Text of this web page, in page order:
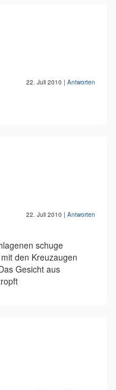
22. Juli 2010 | Antworten
22. Juli 2010 | Antworten
schuge
den Kreuzaugen
Gesicht aus